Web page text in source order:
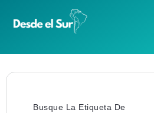
Busque La Etiqueta De